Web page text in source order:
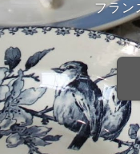
フラン